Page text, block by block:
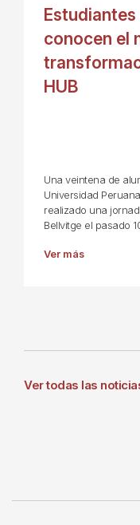
conocen el
HUB
Una veintena de
Universidad
realizado una
Bellvitge el pasado
Ver más
Ver todas las